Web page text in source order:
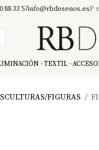
88 33 57info@rbdesenos.es
TEXTIL
FIGURAS